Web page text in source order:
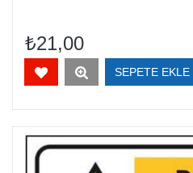
₺21,00
SEPETE EKLE